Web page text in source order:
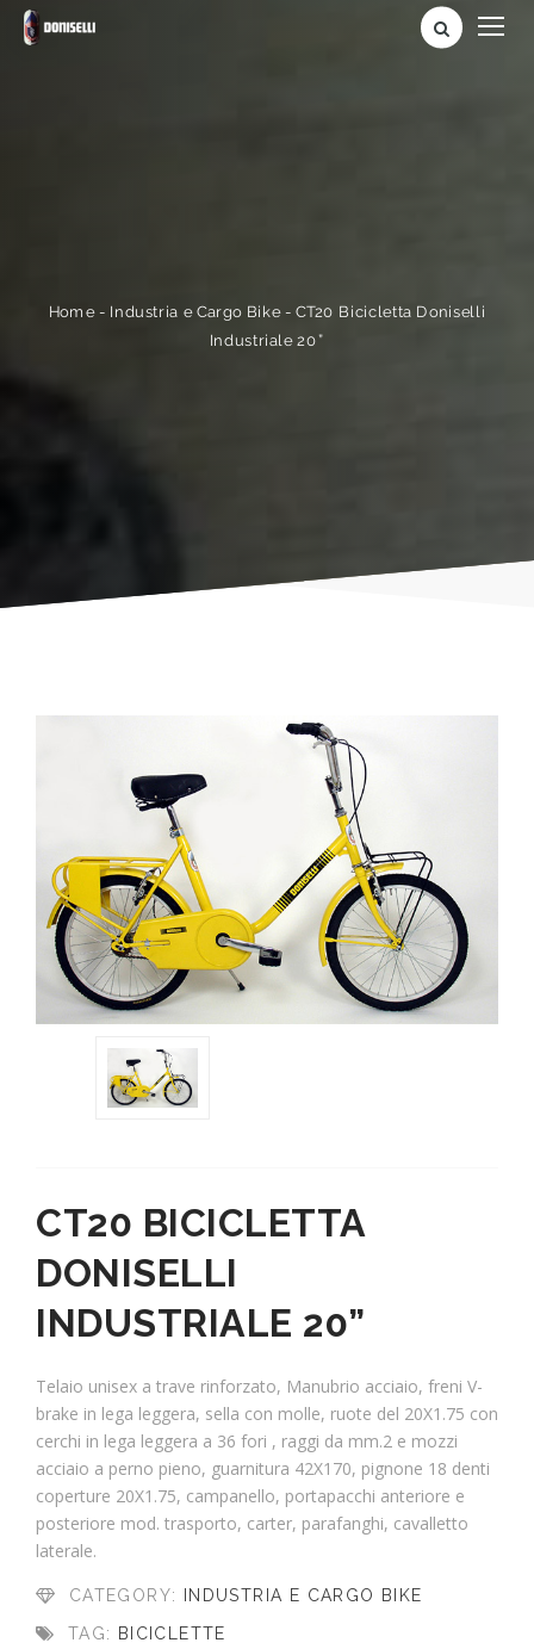
Home- Industria e Cargo Bike-CT20 Bicicletta Doniselli
Industriale 20”
CT20 BICICLETTA
DONISELLI
INDUSTRIALE 20”
Telaio unisex a trave rinforzato, Manubrio acciaio, freni V-
brake in lega leggera, sella con molle, ruote del 20X1.75 con
cerchi in lega leggera a 36 fori , raggi da mm.2 e mozzi
acciaio a perno pieno, guarnitura 42X170, pignone 18 denti
coperture 20X1.75, campanello, portapacchi anteriore e
posteriore mod. trasporto, carter, parafanghi, cavalletto
laterale.
CATEGORY:
INDUSTRIA E CARGO BIKE
TAG:
BICICLETTE